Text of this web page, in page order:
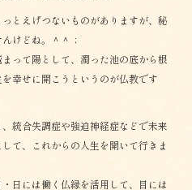
とえげつないものがありますが、秘
けどね。＾＾；
って陽として、濁った池の底から根
幸せに開こうというのが仏教です
統合失調症や強迫神経症などで未来
て、これからの人生を開いて行きま
日には働く仏縁を活用して、目には